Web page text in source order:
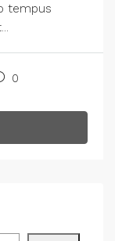
tempus
0